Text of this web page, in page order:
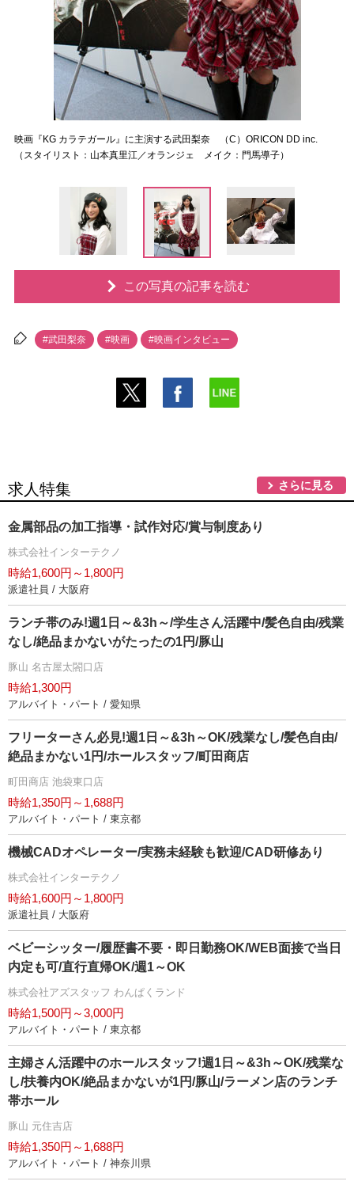
映画『KG カラテガール』に主演する武田梨奈 （C）ORICON DD inc.
（スタイリスト：山本真里江／オランジェ メイク：門馬導子）
この写真の記事を読む
#武田梨奈 #映画 #映画インタビュー
求人特集 さらに見る
金属部品の加工指導・試作対応/賞与制度あり
株式会社インターテクノ
時給1,600円～1,800円
派遣社員 / 大阪府
ランチ帯のみ!週1日～&3h～/学生さん活躍中/髪色自由/残業
なし/絶品まかないがたったの1円/豚山
豚山 名古屋太閤口店
時給1,300円
アルバイト・パート / 愛知県
フリーターさん必見!週1日～&3h～OK/残業なし/髪色自由/
絶品まかない1円/ホールスタッフ/町田商店
町田商店 池袋東口店
時給1,350円～1,688円
アルバイト・パート / 東京都
機械CADオペレーター/実務未経験も歓迎/CAD研修あり
株式会社インターテクノ
時給1,600円～1,800円
派遣社員 / 大阪府
ベビーシッター/履歴書不要・即日勤務OK/WEB面接で当日
内定も可/直行直帰OK/週1～OK
株式会社アズスタッフ わんぱくランド
時給1,500円～3,000円
アルバイト・パート / 東京都
主婦さん活躍中のホールスタッフ!週1日～&3h～OK/残業な
し/扶養内OK/絶品まかないが1円/豚山/ラーメン店のランチ
帯ホール
豚山 元住吉店
時給1,350円～1,688円
アルバイト・パート / 神奈川県